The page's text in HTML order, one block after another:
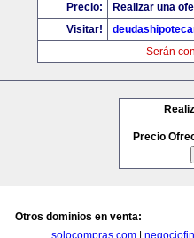
Precio:
Realizar una
Visitar!
Serán
Precio
Otros dominios en venta:
solocompras.com|